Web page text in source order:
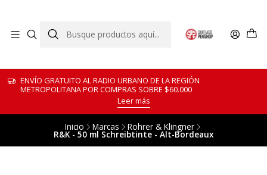
ENVÍO GRATUITO AL RADIO URBANO DE LA REGIÓN
METROPOLITANA POR COMPRAS SOBRE $60.000
Leer más
Inicio Marcas Rohrer & Klingner
R&K - 50 ml Schreibtinte - Alt-Bordeaux